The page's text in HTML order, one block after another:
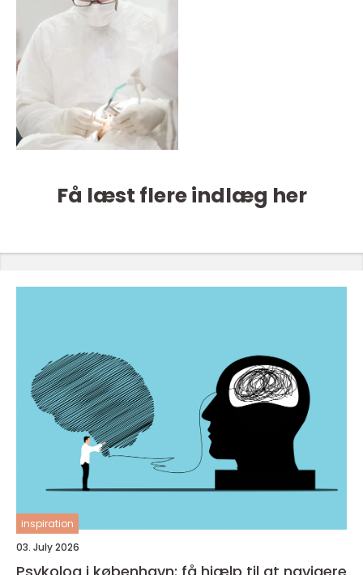
Få læst flere indlæg her
inspiration
03. July 2026